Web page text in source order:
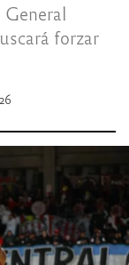
General
forzar